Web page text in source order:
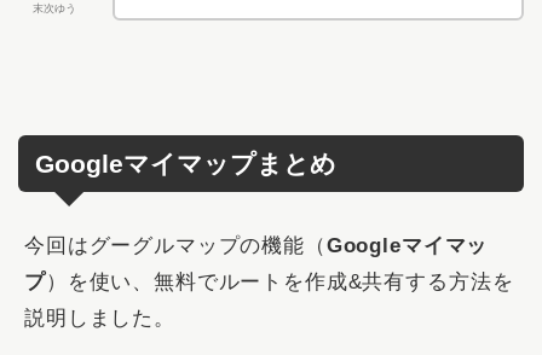
末次ゆう
Googleマイマップまとめ
今回はグーグルマップの機能（Googleマイマッ
プ）を使い、無料でルートを作成&共有する方法を
説明しました。